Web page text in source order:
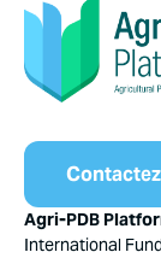
Agri-PDB
International